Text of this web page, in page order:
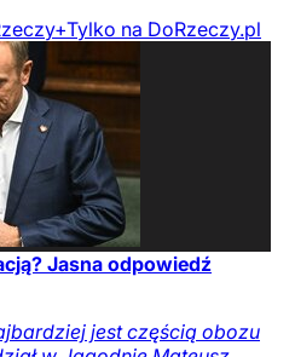
Tylko na DoRzeczy.pl
Jasna odpowiedź
jest częścią obozu